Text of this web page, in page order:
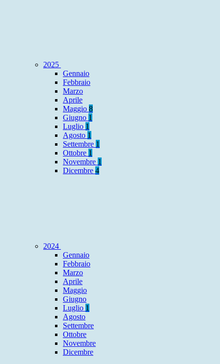
2025
Gennaio
Febbraio
Marzo
Aprile
Maggio 8
Giugno 1
Luglio 1
Agosto 1
Settembre 1
Ottobre 1
Novembre 1
Dicembre 4
2024
Gennaio
Febbraio
Marzo
Aprile
Maggio
Giugno
Luglio 1
Agosto
Settembre
Ottobre
Novembre
Dicembre